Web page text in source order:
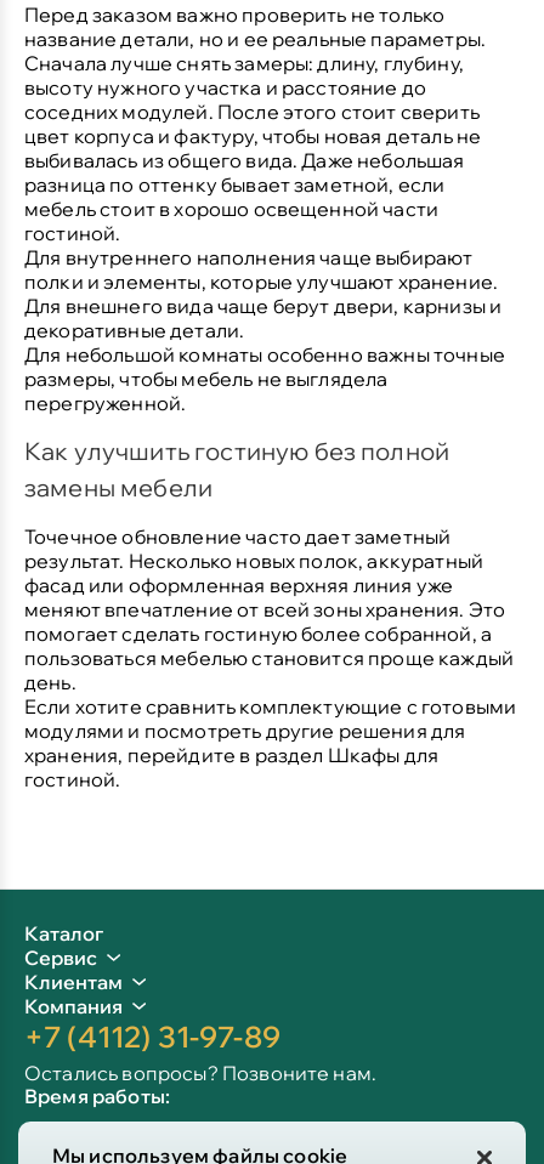
Мы используем файлы cookie
Перед заказом важно проверить не только
название детали, но и ее реальные параметры.
Сначала лучше снять замеры: длину, глубину,
высоту нужного участка и расстояние до
соседних модулей. После этого стоит сверить
цвет корпуса и фактуру, чтобы новая деталь не
выбивалась из общего вида. Даже небольшая
разница по оттенку бывает заметной, если
мебель стоит в хорошо освещенной части
гостиной.
Для внутреннего наполнения чаще выбирают
полки и элементы, которые улучшают хранение.
Для внешнего вида чаще берут двери, карнизы и
декоративные детали.
Для небольшой комнаты особенно важны точные
размеры, чтобы мебель не выглядела
перегруженной.
Как улучшить гостиную без полной
замены мебели
Точечное обновление часто дает заметный
результат. Несколько новых полок, аккуратный
фасад или оформленная верхняя линия уже
меняют впечатление от всей зоны хранения. Это
помогает сделать гостиную более собранной, а
пользоваться мебелью становится проще каждый
день.
Если хотите сравнить комплектующие с готовыми
модулями и посмотреть другие решения для
хранения, перейдите в раздел Шкафы для
гостиной.
Каталог
Сервис
Клиентам
Компания
+7 (4112) 31-97-89
Остались вопросы? Позвоните нам.
Время работы: